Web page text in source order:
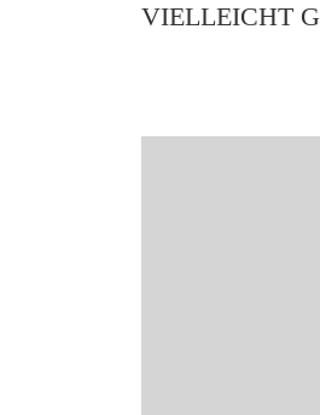
VIELLEICHT